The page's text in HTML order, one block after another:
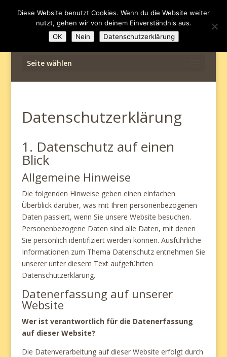
Seite wählen
Datenschutzerklärung
1. Datenschutz auf einen
Blick
Allgemeine Hinweise
Die folgenden Hinweise geben einen einfachen
Überblick darüber, was mit Ihren personenbezogenen
Daten passiert, wenn Sie unsere Website besuchen.
Personenbezogene Daten sind alle Daten, mit denen
Sie persönlich identifiziert werden können. Ausführliche
Informationen zum Thema Datenschutz entnehmen Sie
unserer unter diesem Text aufgeführten
Datenschutzerklärung.
Datenerfassung auf unserer
Website
Wer ist verantwortlich für die Datenerfassung
auf dieser Website?
Die Datenverarbeitung auf dieser Website erfolgt durch
Diese Website benutzt Cookies. Wenn du die Website weiter
nutzt, gehen wir von deinem Einverständnis aus.
OK
Nein Datenschutzerklärung